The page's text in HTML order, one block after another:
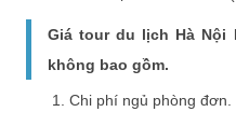
Giá tour du lịch Hà Nội
không bao gồm.
Chi phí ngủ phòng đơn.